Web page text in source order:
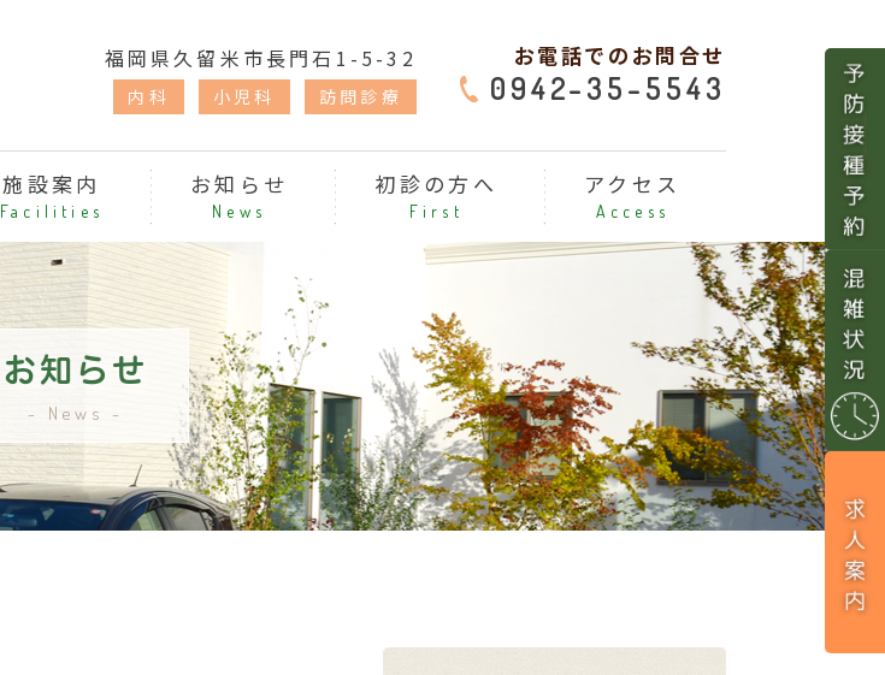
お電話でのお問合せ
0942-35-5543
福岡県久留米市長門石1-5-32
内科 小児科 訪問診療
施設案内
Facilities
お知らせ
News
初診の方へ
First
アクセス
Access
お知らせ
News